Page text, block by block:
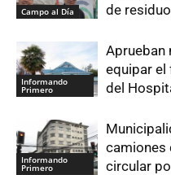
Campo al Día
de
Informando
Primero
Aprueban
equipar
del
Informando
Primero
camiones
circular